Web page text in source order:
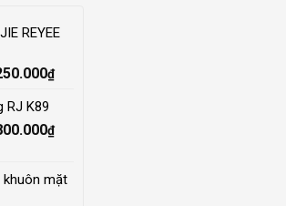
REYEE
₫Current
1.250.000₫.
RJ K89
₫Current
2.800.000₫.
khuôn mặt